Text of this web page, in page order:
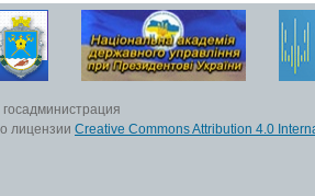
лицензии Creative Commons Attribution 4.0